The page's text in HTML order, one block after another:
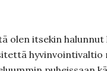
olen itsekin
hyvinvointivaltio